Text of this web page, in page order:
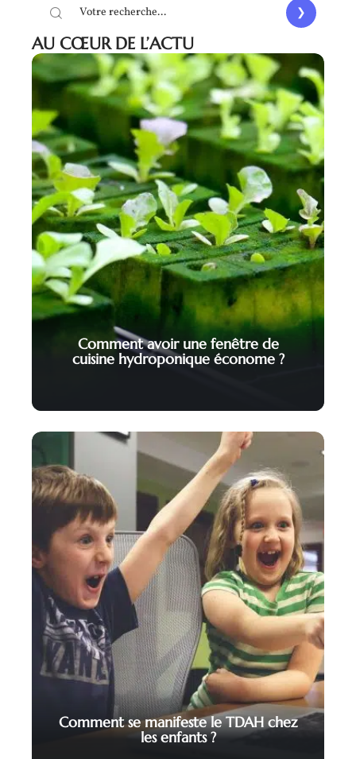
AU CŒUR DE L’ACTU
Comment avoir une fenêtre de
cuisine hydroponique économe ?
Comment se manifeste le TDAH chez
les enfants ?